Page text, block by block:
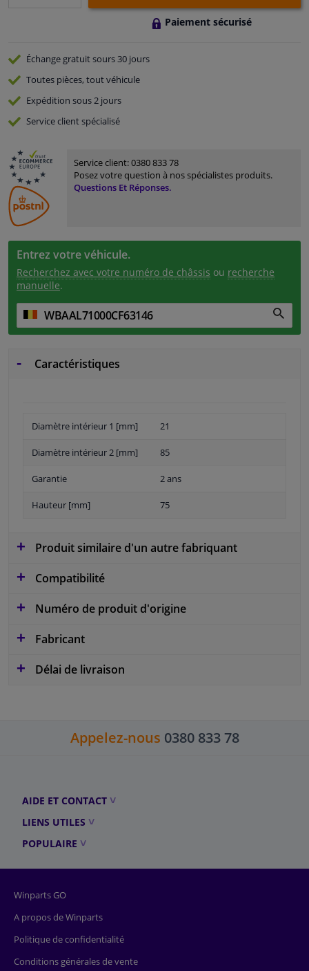
Paiement sécurisé
Échange gratuitsours 30 jours
Toutes pièces, tout véhicule
Expédition sous 2 jours
Serviceclient spécialisé
Service client:0380 833 78
Posez votre question à nos spécialistes produits.
Questions Et Réponses.
Entrez votre véhicule.
Recherchez avec votre numéro de châssis ou recherche
manuelle.
Caractéristiques
Diamètre intérieur 1 [mm] 21
Diamètre intérieur 2 [mm] 85
Garantie 2 ans
Hauteur [mm] 75
Produit similaire d'un autre fabriquant
Compatibilité
Numéro de produit d'origine
Fabricant
Délai de livraison
Appelez-nous 0380 833 78
AIDE ET CONTACT
LIENS UTILES
POPULAIRE
Winparts GO
A propos de Winparts
Politique de confidentialité
Conditions générales de vente